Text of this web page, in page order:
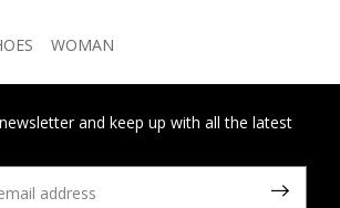
WOMAN
and keep up with all the latest